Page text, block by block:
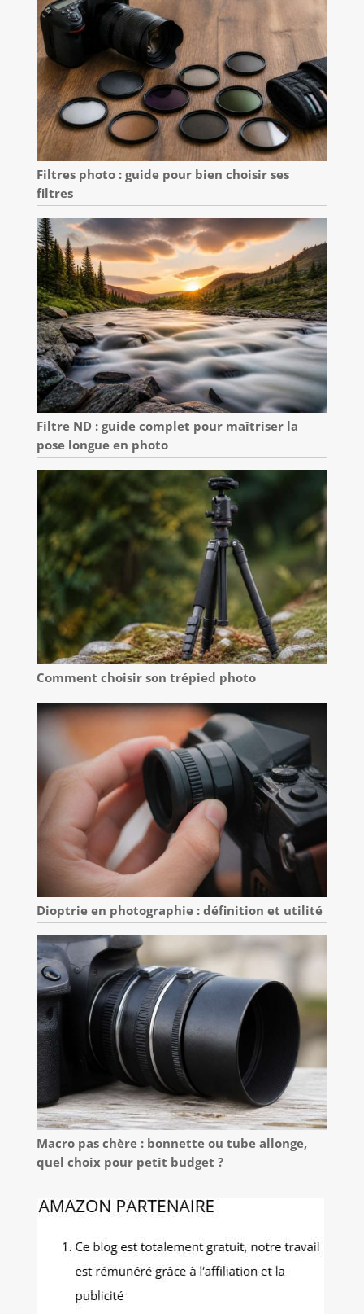
Filtres photo : guide pour bien choisir ses
filtres
Filtre ND : guide complet pour maîtriser la
pose longue en photo
Comment choisir son trépied photo
Dioptrie en photographie : définition et utilité
Macro pas chère : bonnette ou tube allonge,
quel choix pour petit budget ?